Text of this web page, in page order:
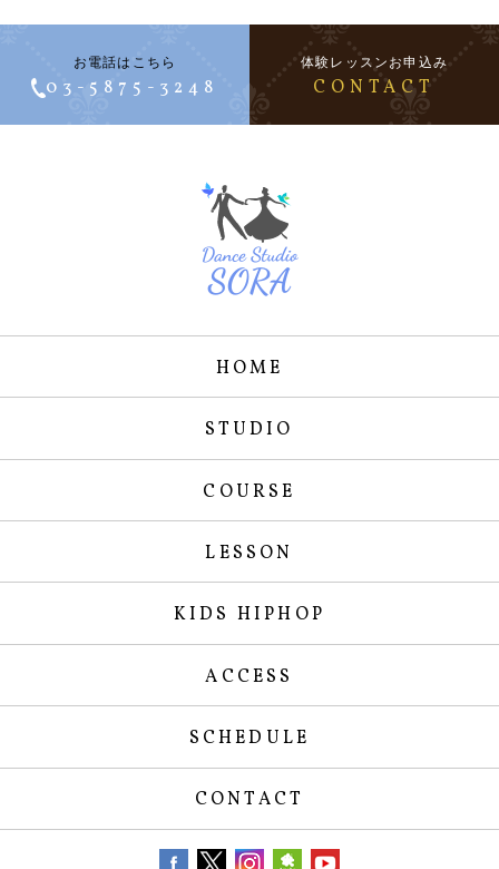
お電話はこちら
03-5875-3248
体験レッスンお申込み
CONTACT
HOME
STUDIO
COURSE
LESSON
KIDS HIPHOP
ACCESS
SCHEDULE
CONTACT